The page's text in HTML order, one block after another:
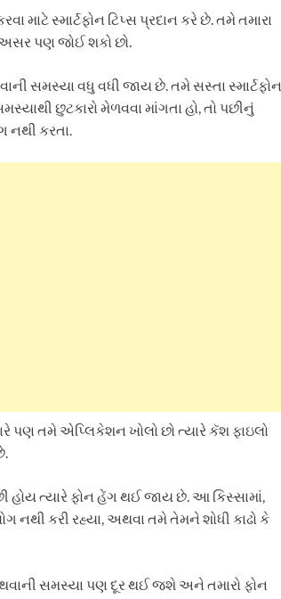
સ્માર્ટફોન ટિપ્સ પ્રદાન કરે છે. તમે તમારા
અસર પણ જોઈ શકો છો.
સમસ્યા વધુ વધી જાય છે. તમે સસ્તા સ્માર્ટફોન
છુટકારો મેળવવા માંગતા હો, તો પછીનું
કરતા.
તમે એપ્લિકેશન ખોલો છો ત્યારે કૅશ ફાઇલો
ત્યારે ફોન હેંગ થઈ જાય છે. આ કિસ્સામાં,
નથી કરી રહ્યા, અથવા તમે તેમને શોધી કાઢો કે
થવાની સમસ્યા પણ દૂર થઈ જશે અને તમારો ફોન